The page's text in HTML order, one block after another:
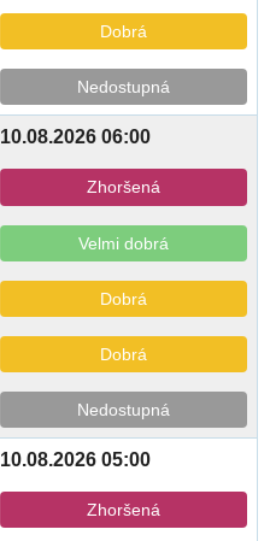
Dobrá
Nedostupná
10.08.2026 06:00
Zhoršená
Velmi dobrá
Dobrá
Dobrá
Nedostupná
10.08.2026 05:00
Zhoršená